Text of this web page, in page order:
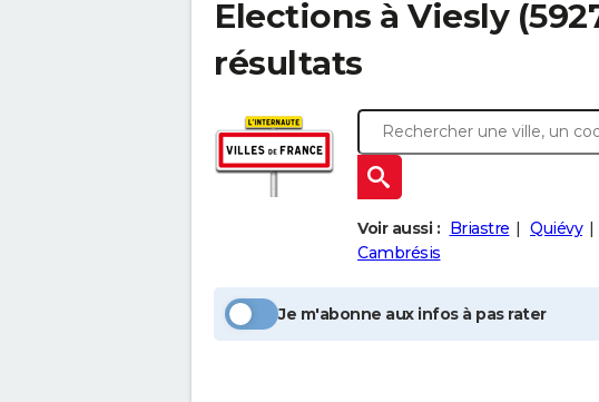
Elections à Viesly
résultats
Voir aussi : Briastre Quiévy
Cambrésis
Je m'abonne aux infos à pas rater